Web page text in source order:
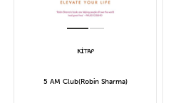
5 AM Club(Robin Sharma)